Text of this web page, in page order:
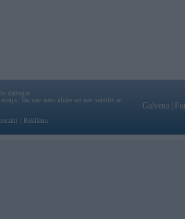
darbojas
Tas nav auto klubs un nav saistīts ar
Reklāma
Galvena